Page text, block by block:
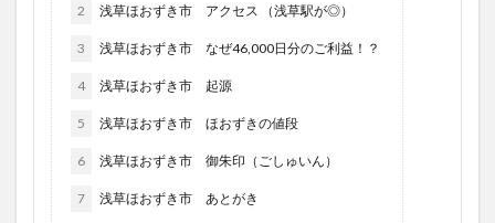
2 浅草ほおずき市 アクセス （浅草駅が◎）
3 浅草ほおずき市 なぜ46,000日分のご利益！？
4 浅草ほおずき市 起源
5 浅草ほおずき市 ほおずきの値段
6 浅草ほおずき市 御朱印（ごしゅいん）
7 浅草ほおずき市 あとがき